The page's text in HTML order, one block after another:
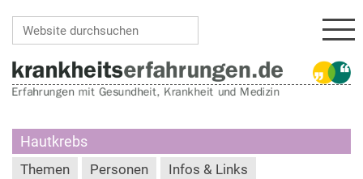
Hautkrebs
Themen Personen Infos & Links